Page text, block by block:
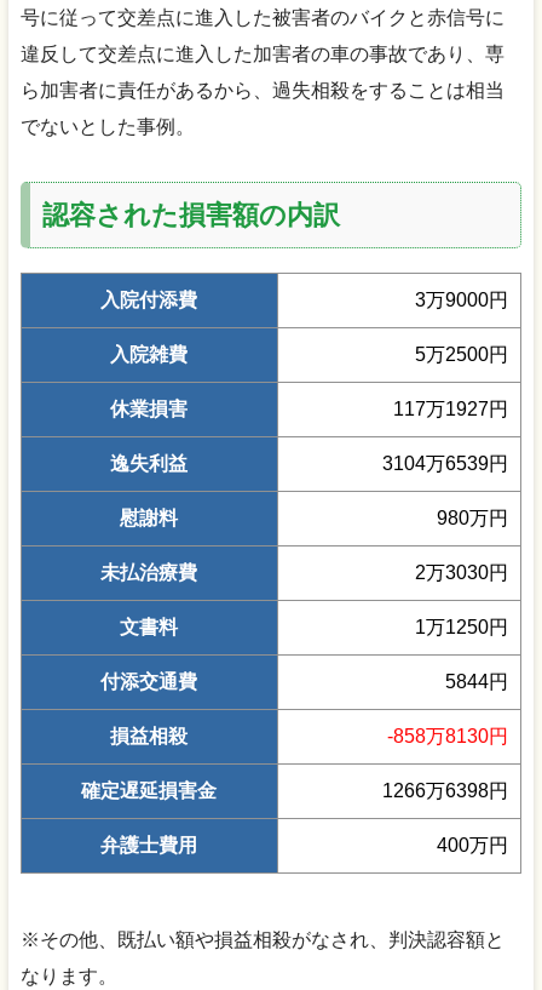
号に従って交差点に進入した被害者のバイクと赤信号に
違反して交差点に進入した加害者の車の事故であり、専
ら加害者に責任があるから、過失相殺をすることは相当
でないとした事例。
認容された損害額の内訳
入院付添費 3万9000円
入院雑費 5万2500円
休業損害 117万1927円
逸失利益 3104万6539円
慰謝料 980万円
未払治療費 2万3030円
文書料 1万1250円
付添交通費 5844円
損益相殺 -858万8130円
確定遅延損害金 1266万6398円
弁護士費用 400万円
※その他、既払い額や損益相殺がなされ、判決認容額と
なります。